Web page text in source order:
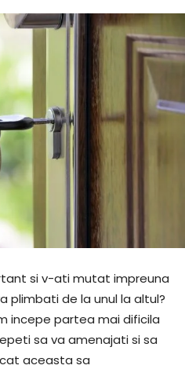
si v-ati mutat impreuna
plimbati de la unul la altul?
incepe partea mai dificila
sa va amenajati si sa
aceasta sa